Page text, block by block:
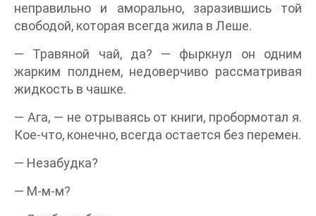
неправильно и аморально, заразившись той
свободой, которая всегда жила в Леше.
— Травяной чай, да? — фыркнул он одним
жарким полднем, недоверчиво рассматривая
жидкость в чашке.
— Ага, — не отрываясь от книги, пробормотал я.
Кое-что, конечно, всегда остается без перемен.
— Незабудка?
— М-м-м?